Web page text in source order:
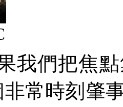
我們把焦
非常時刻肇